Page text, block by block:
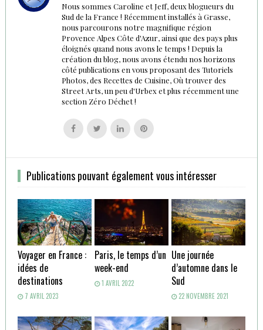
Nous sommes Caroline et Jeff, deux blogueurs du
Sud de la France ! Récemment installés à Grasse,
nous parcourons notre magnifique région
Provence Alpes Côte d'Azur, ainsi que des pays plus
éloignés quand nous avons le temps ! Depuis la
création du blog, nous avons étendu nos horizons
côté publications en vous proposant des Tutoriels
Photos, des Recettes de Cuisine, Où trouver des
Street Arts, un peu d'Urbex et plus récemment une
section Zéro Déchet !
Follow
us
Follow
us
Follow
us
Follow
us
Publications pouvant également vous intéresser
Voyager en France :
idées de
destinations
7 AVRIL 2023
Paris, le temps d’un
week-end
1 AVRIL 2022
Une journée
d’automne dans le
Sud
22 NOVEMBRE 2021